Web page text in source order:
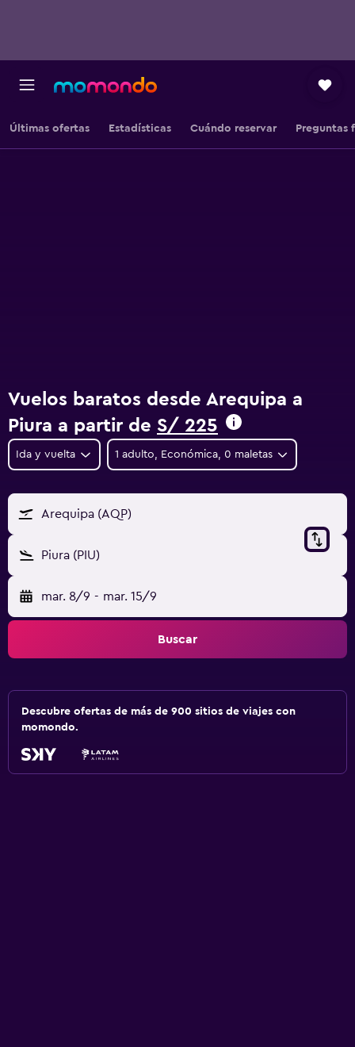
Últimas ofertas Estadísticas Cuándo reservar Preguntas
Vuelos baratos desde Arequipa a
Piura a partir de S/ 225
Ida y vuelta 1 adulto, Económica, 0 maletas
Arequipa (AQP)
Piura (PIU)
mar. 8/9 - mar. 15/9
Buscar
Descubre ofertas de más de 900 sitios de viajes con
momondo.